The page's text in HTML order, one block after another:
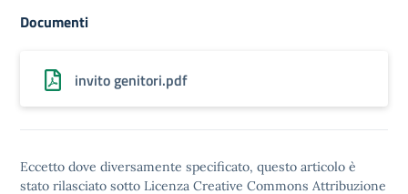
Documenti
invito genitori.pdf
Eccetto dove diversamente specificato, questo articolo è
stato rilasciato sotto Licenza Creative Commons Attribuzione